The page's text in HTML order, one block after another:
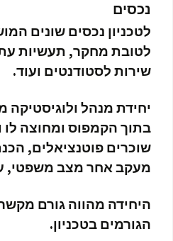
נכסים
לטכניון נכסים שונים
לטובת מחקר, תעשיות
שירות לסטודנטים ועוד.
יחידת מנהל ולוגיסטיקה
בתוך הקמפוס ומחוצה לו
שוכרים פוטנציאלים,
מעקב אחר מצב משפטי,
היחידה מהווה גורם
הגורמים בטכניון.